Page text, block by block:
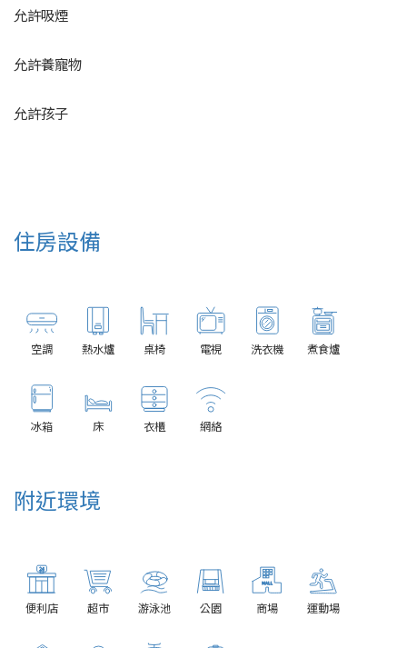
允許吸煙
允許養寵物
允許孩子
住房設備
空調 熱水爐 桌椅 電視 洗衣機 煮食爐
冰箱 床 衣櫃 網絡
附近環境
便利店 超市 游泳池 公園 商場 運動場